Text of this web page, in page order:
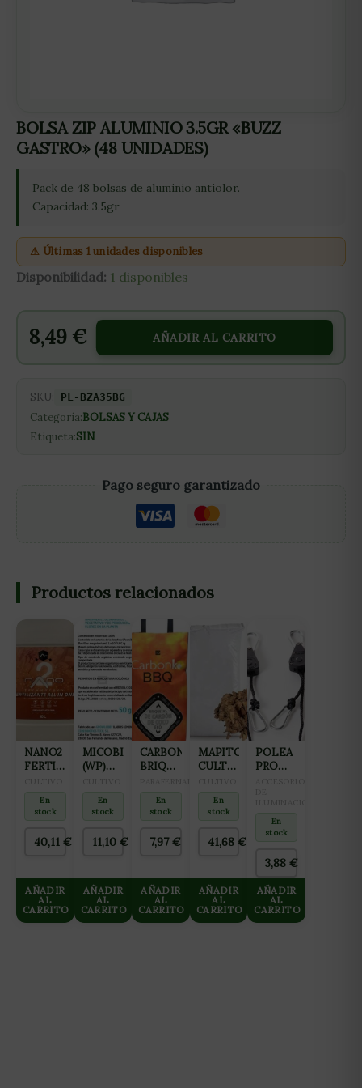
BOLSA ZIP ALUMINIO 3.5GR «BUZZ
GASTRO» (48 UNIDADES)
Pack de 48 bolsas de aluminio antiolor.
Capacidad: 3.5gr
⚠ Últimas 1 unidades disponibles
Disponibilidad: 1 disponibles
8,49 € AÑADIR AL CARRITO
SKU: PL-BZA35BG
Categoría:BOLSAS Y CAJAS
Etiqueta:SIN
Pago seguro garantizado
Productos relacionados
NANO2
FERTILIZANTE
ONE
(FLORACIÓN
FINALIZACIÓN)
10L
En
stock
40,11 €
AÑADIR
AL
CARRITO
MICOBIOMA
(WP)
En
stock
11,10 €
AÑADIR
AL
CARRITO
CARBONKO
BRIQUETAS
BOLSA
3KG
En
stock
7,97€
AÑADIR
AL
CARRITO
MAPITO
CULTIWOOL
En
stock
41,68 €
AÑADIR
AL
CARRITO
POLEA
PRO
En
stock
3,88€
AÑADIR
AL
CARRITO